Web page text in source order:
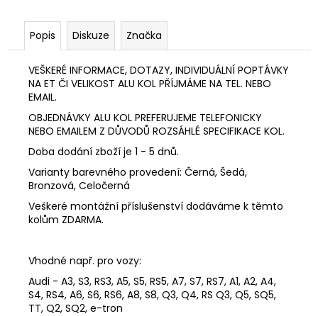
Popis Diskuze Značka
VEŠKERÉ INFORMACE, DOTAZY, INDIVIDUÁLNÍ POPTÁVKY
NA ET ČI VELIKOST ALU KOL PŘÍJMÁME NA TEL. NEBO
EMAIL.
OBJEDNÁVKY ALU KOL PREFERUJEME TELEFONICKY
NEBO EMAILEM Z DŮVODŮ ROZSÁHLÉ SPECIFIKACE KOL.
Doba dodání zboží je 1 - 5 dnů.
Varianty barevného provedení: Černá, Šedá,
Bronzová, Celočerná
Veškeré montážní příslušenství dodáváme k těmto
kolům ZDARMA.
Vhodné např. pro vozy:
Audi - A3, S3, RS3, A5, S5, RS5, A7, S7, RS7, A1, A2, A4,
S4, RS4, A6, S6, RS6, A8, S8, Q3, Q4, RS Q3, Q5, SQ5,
TT, Q2, SQ2, e-tron